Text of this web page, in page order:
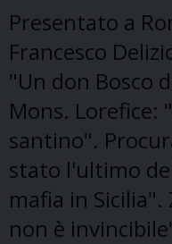
Presentato a
Francesco
"Un don Bosco
Mons. Lorefice:
santino".
stato l'ultimo
mafia in
non è